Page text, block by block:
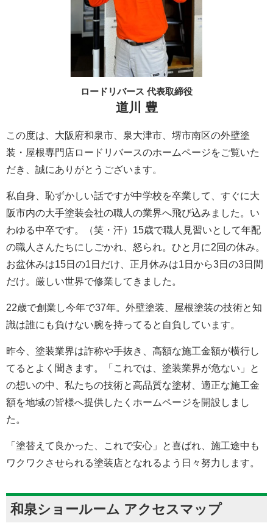
ロードリバース 代表取締役
道川 豊
この度は、大阪府和泉市、泉大津市、堺市南区の外壁塗
装・屋根専門店ロードリバースのホームページをご覧いた
だき、誠にありがとうございます。
私自身、恥ずかしい話ですが中学校を卒業して、すぐに大
阪市内の大手塗装会社の職人の業界へ飛び込みました。い
わゆる中卒です。（笑・汗）15歳で職人見習いとして年配
の職人さんたちにしごかれ、怒られ。ひと月に2回の休み。
お盆休みは15日の1日だけ、正月休みは1日から3日の3日間
だけ。厳しい世界で修業してきました。
22歳で創業し今年で37年。外壁塗装、屋根塗装の技術と知
識は誰にも負けない腕を持ってると自負しています。
昨今、塗装業界は詐称や手抜き、高額な施工金額が横行し
てるとよく聞きます。「これでは、塗装業界が危ない」と
の想いの中、私たちの技術と高品質な塗材、適正な施工金
額を地域の皆様へ提供したくホームページを開設しまし
た。
「塗替えて良かった、これで安心」と喜ばれ、施工途中も
ワクワクさせられる塗装店となれるよう日々努力します。
和泉ショールーム アクセスマップ